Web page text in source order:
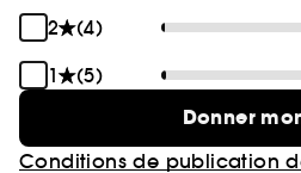
2
(4)
1
(5)
Donner
Conditions de publication